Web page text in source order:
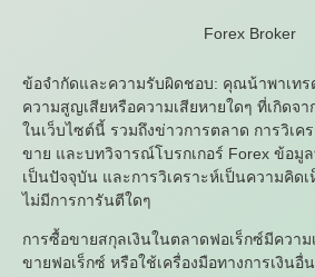
Forex Broker
ข้อจำกัดและความรับผิดชอบ: คุณน้าพาเทร
ความสูญเสียหรือความเสียหายใดๆ ที่เกิดจ
ในเว็บไซต์นี้ รวมถึงข่าวการตลาด การวิเ
ขาย และบทวิจารณ์โบรกเกอร์ Forex ข้อมู
เป็นปัจจุบัน และการวิเคราะห์เป็นความคิด
ไม่มีการการันตีใดๆ
การซื้อขายสกุลเงินในตลาดฟอเร็กซ์มีควา
ขายฟอเร็กซ์ หรือใช้เครื่องมือทางการเงิน